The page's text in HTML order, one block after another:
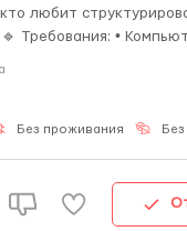
любит
• Уверенный
Без проживания